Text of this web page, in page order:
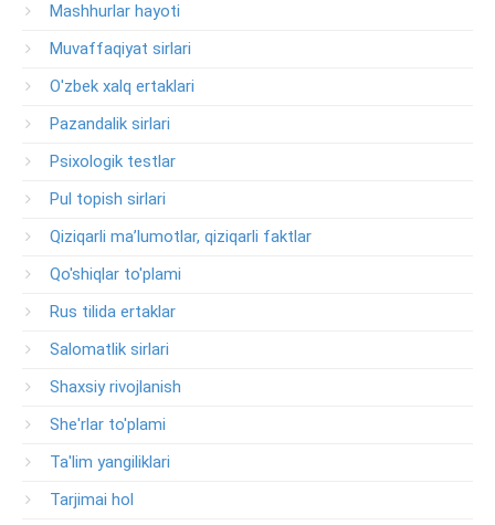
Mashhurlar hayoti
Muvaffaqiyat sirlari
O'zbek xalq ertaklari
Pazandalik sirlari
Psixologik testlar
Pul topish sirlari
Qiziqarli ma’lumotlar, qiziqarli faktlar
Qo'shiqlar to'plami
Rus tilida ertaklar
Salomatlik sirlari
Shaxsiy rivojlanish
She'rlar to'plami
Ta'lim yangiliklari
Tarjimai hol